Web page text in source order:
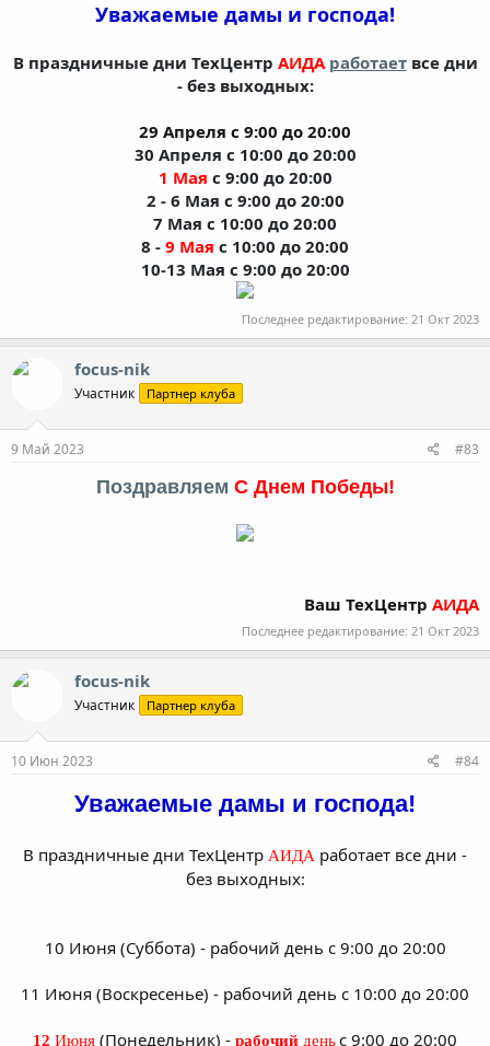
Уважаемые дамы и господа!
В праздничные дни ТехЦентр АИДА работаетвсе дни
- без выходных:
29 Апреля с 9:00 до 20:00
30 Апреля с 10:00 до 20:00
1 Мая с 9:00 до 20:00
2 - 6 Мая с 9:00 до 20:00
7 Мая с 10:00 до 20:00
8 - 9 Мая с 10:00 до 20:00
10-13 Мая с 9:00 до 20:00
Последнее редактирование: 21 Окт 2023
focus-nik
Участник Партнер клуба
9 Май 2023 #83
Поздравляем С Днем Победы!
Ваш ТехЦентр АИДА
Последнее редактирование: 21 Окт 2023
focus-nik
Участник Партнер клуба
10 Июн 2023 #84
Уважаемые дамы и господа!
В праздничные дни ТехЦентр АИДА работает все дни -
без выходных:
10 Июня (Суббота) - рабочий день с 9:00 до 20:00
11 Июня (Воскресенье) - рабочий день с 10:00 до 20:00
12 Июня (Понедельник) - рабочий деньс 9:00 до 20:00